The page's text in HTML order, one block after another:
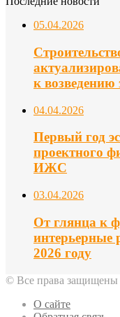
05.04.2026
к возведению
04.04.2026
Первый год
проектного
ИЖС
03.04.2026
От глянца к
интерьерные
2026 году
© Все права защищены
О сайте